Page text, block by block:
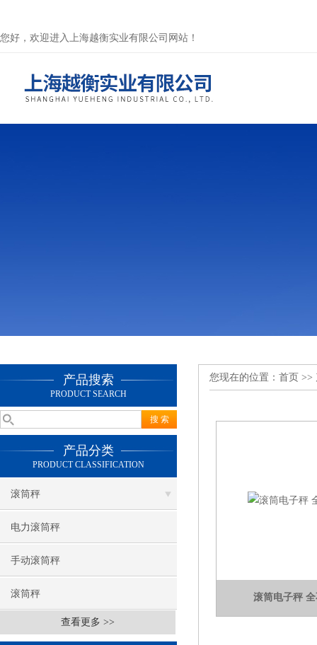
您好，欢迎进入上海越衡实业有限公司网站！
产品搜索
PRODUCT SEARCH
产品分类
PRODUCT CLASSIFICATION
滚筒秤
电力滚筒秤
手动滚筒秤
滚筒秤
查看更多 >>
您现在的位置： 首页 >>
滚筒电子秤